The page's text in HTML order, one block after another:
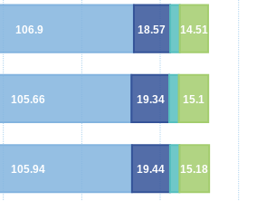
106.9
105.66
105.94
18.57
19.34
19.44
14.51
15.1
15.18